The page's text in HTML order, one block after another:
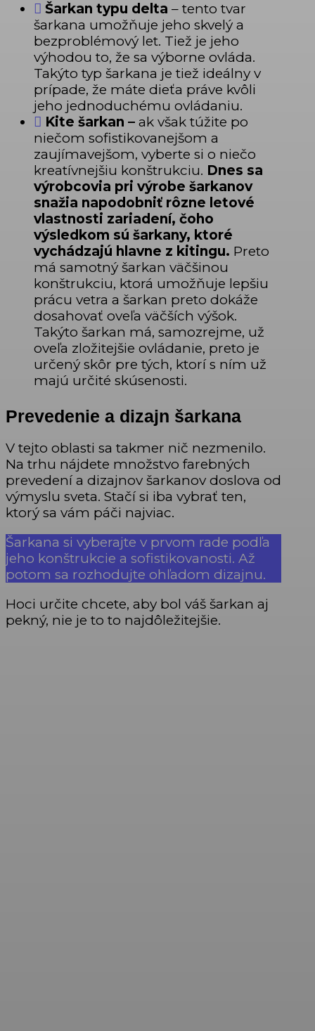
Šarkan typu delta – tento tvar
šarkana umožňuje jeho skvelý a
bezproblémový let. Tiež je jeho
výhodou to, že sa výborne ovláda.
Takýto typ šarkana je tiež ideálny v
prípade, že máte dieťa práve kvôli
jeho jednoduchému ovládaniu.
Kite šarkan – ak však túžite po
niečom sofistikovanejšom a
zaujímavejšom, vyberte si o niečo
kreatívnejšiu konštrukciu. Dnes sa
výrobcovia pri výrobe šarkanov
snažia napodobniť rôzne letové
vlastnosti zariadení, čoho
výsledkom sú šarkany, ktoré
vychádzajú hlavne z kitingu. Preto
má samotný šarkan väčšinou
konštrukciu, ktorá umožňuje lepšiu
prácu vetra a šarkan preto dokáže
dosahovať oveľa väčších výšok.
Takýto šarkan má, samozrejme, už
oveľa zložitejšie ovládanie, preto je
určený skôr pre tých, ktorí s ním už
majú určité skúsenosti.
Prevedenie a dizajn šarkana
V tejto oblasti sa takmer nič nezmenilo.
Na trhu nájdete množstvo farebných
prevedení a dizajnov šarkanov doslova od
výmyslu sveta. Stačí si iba vybrať ten,
ktorý sa vám páči najviac.
Šarkana si vyberajte v prvom rade podľa
jeho konštrukcie a sofistikovanosti. Až
potom sa rozhodujte ohľadom dizajnu.
Hoci určite chcete, aby bol váš šarkan aj
pekný, nie je to to najdôležitejšie.